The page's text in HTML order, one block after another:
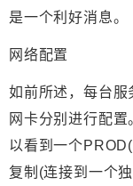
是一个利好消息。
网络配置
如前所述，每台服
网卡分别进行配置
以看到一个
复制(连接到一个